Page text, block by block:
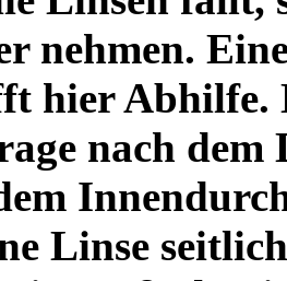
nehmen.
hier Abhilfe.
nach dem
Linse